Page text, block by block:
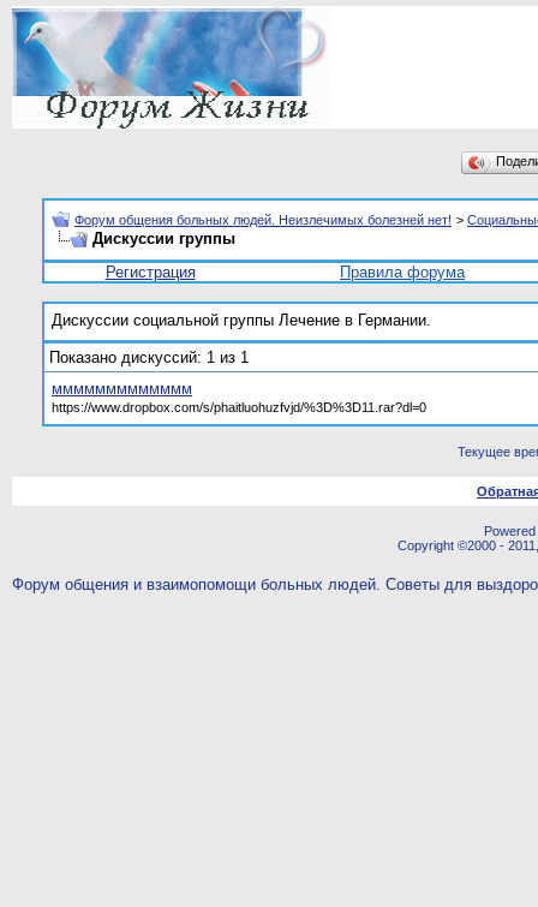
Форум общения больных людей. Неизлечимых болезней нет! >
Дискуссии группы
Регистрация
Правила форума
Дискуссии социальной группы Лечение в Германии.
Показано дискуссий: 1 из 1
ммммммммммммм
https://www.dropbox.com/s/phaitluohuzfvjd/%3D%3D11.rar?dl=0
Текущее
Copyright ©2000 -
Форум общения и взаимопомощи больных людей. Советы для